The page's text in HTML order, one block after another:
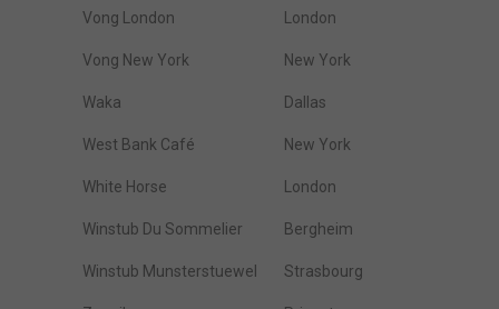
Vong London London
Vong New York New York
Waka Dallas
West Bank Café New York
White Horse London
Winstub Du Sommelier Bergheim
Winstub Munsterstuewel Strasbourg